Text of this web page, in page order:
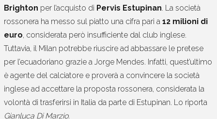
Brighton per l’acquisto di Pervis Estupinan. La società
rossonera ha messo sul piatto una cifra pari a 12 milioni di
euro, considerata però insufficiente dal club inglese.
Tuttavia, il Milan potrebbe riuscire ad abbassare le pretese
per l’ecuadoriano grazie a Jorge Mendes. Infatti, quest’ultimo
è agente del calciatore e proverà a convincere la società
inglese ad accettare la proposta rossonera, considerata la
volontà di trasferirsi in Italia da parte di Estupinan. Lo riporta
Gianluca Di Marzio.